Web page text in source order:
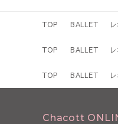
TOP BALLET レ
TOP BALLET レ
TOP BALLET レ
Chacott